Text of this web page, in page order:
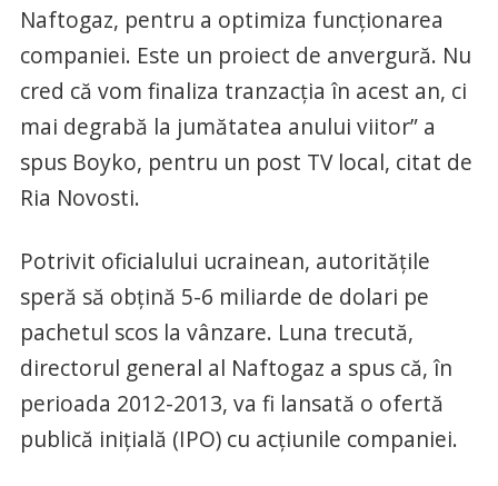
Naftogaz, pentru a optimiza funcționarea
companiei. Este un proiect de anvergură. Nu
cred că vom finaliza tranzacția în acest an, ci
mai degrabă la jumătatea anului viitor” a
spus Boyko, pentru un post TV local, citat de
Ria Novosti.
Potrivit oficialului ucrainean, autoritățile
speră să obțină 5-6 miliarde de dolari pe
pachetul scos la vânzare. Luna trecută,
directorul general al Naftogaz a spus că, în
perioada 2012-2013, va fi lansată o ofertă
publică inițială (IPO) cu acțiunile companiei.